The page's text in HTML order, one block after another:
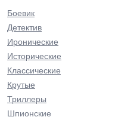
Боевик
Детектив
Иронические
Исторические
Классические
Крутые
Триллеры
Шпионские